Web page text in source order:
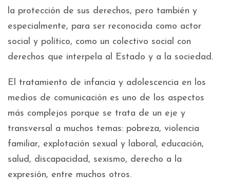
la protección de sus derechos, pero también y
especialmente, para ser reconocida como actor
social y político, como un colectivo social con
derechos que interpela al Estado y a la sociedad.
El tratamiento de infancia y adolescencia en los
medios de comunicación es uno de los aspectos
más complejos porque se trata de un eje y
transversal a muchos temas: pobreza, violencia
familiar, explotación sexual y laboral, educación,
salud, discapacidad, sexismo, derecho a la
expresión, entre muchos otros.